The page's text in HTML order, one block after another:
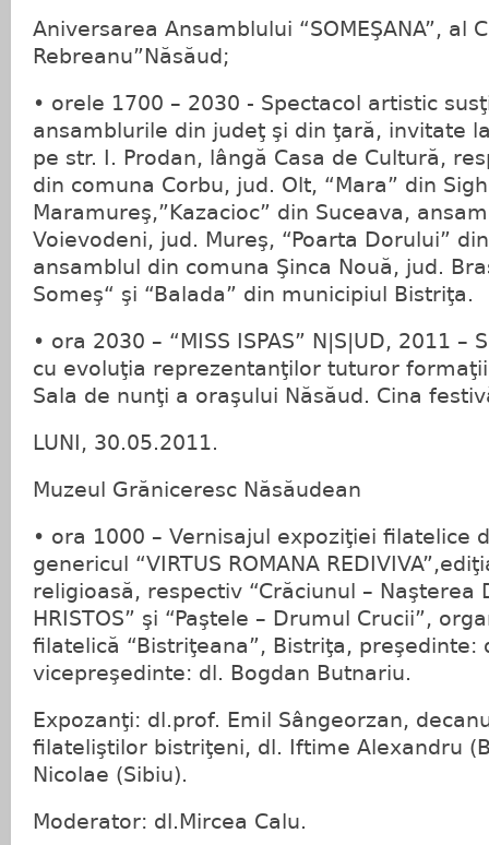
Aniversarea Ansamblului “SOMEŞANA”, al
Rebreanu”Năsăud;
• orele 1700 – 2030 - Spectacol artistic
ansamblurile din judeţ şi din ţară, invitate
pe str. I. Prodan, lângă Casa de Cultură,
din comuna Corbu, jud. Olt, “Mara” din
Maramureş,”Kazacioc” din Suceava,
Voievodeni, jud. Mureş, “Poarta Dorului”
ansamblul din comuna Şinca Nouă, jud.
Someş“ şi “Balada” din municipiul Bistriţa.
• ora 2030 – “MISS ISPAS” N|S|UD, 2011 –
cu evoluţia reprezentanţilor tuturor
Sala de nunţi a oraşului Năsăud. Cina
LUNI, 30.05.2011.
Muzeul Grăniceresc Năsăudean
• ora 1000 – Vernisajul expoziţiei filatelice
genericul “VIRTUS ROMANA
religioasă, respectiv “Crăciunul – Naşterea
HRISTOS” şi “Paştele – Drumul Crucii”,
filatelică “Bistriţeana”, Bistriţa, preşedinte:
vicepreşedinte: dl. Bogdan Butnariu.
Expozanţi: dl.prof. Emil Sângeorzan,
filateliştilor bistriţeni, dl. Iftime Alexandru
Nicolae (Sibiu).
Moderator: dl.Mircea Calu.